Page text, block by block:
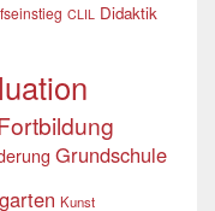
CLIL Didaktik
Grundschule
Kunst